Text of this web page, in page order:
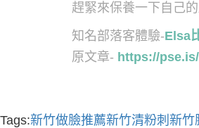
趕緊來保養一下自己
知名部落客體驗-Elsa
原文章- https://
Tags:新竹做臉推薦新竹清粉刺 新竹